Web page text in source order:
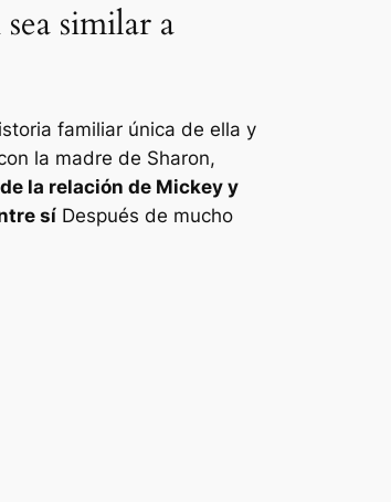
similar a
familiar única de ella y
la madre de Sharon,
la relación de Mickey y
sí Después de mucho